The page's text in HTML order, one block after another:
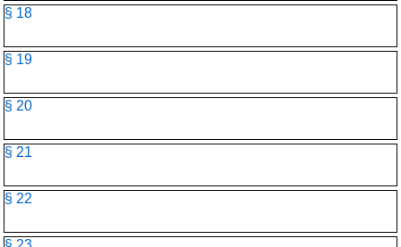
§ 18
§ 19
§ 20
§ 21
§ 22